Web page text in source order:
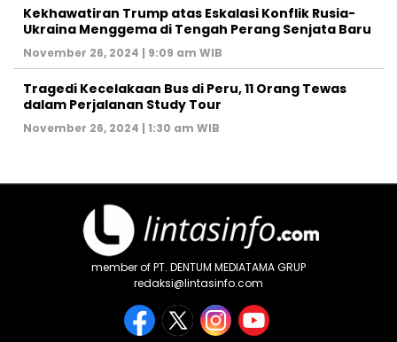
Kekhawatiran Trump atas Eskalasi Konflik Rusia-
Ukraina Menggema di Tengah Perang Senjata Baru
November 26, 2024 | 9:09 am WIB
Tragedi Kecelakaan Bus di Peru, 11 Orang Tewas
dalam Perjalanan Study Tour
November 26, 2024 | 1:30 am WIB
member of PT. DENTUM MEDIATAMA GRUP
redaksi@lintasinfo.com